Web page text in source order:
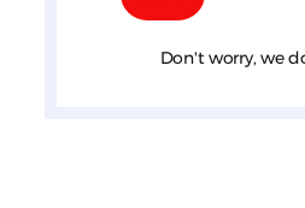
Don't worry, we